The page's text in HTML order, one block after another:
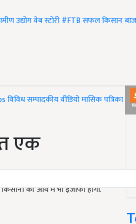
उद्योगवेब स्टोरी#FTBसफल किसान
विविधसम्पादकीयवीडियोमासिक पत्रिका
एक
किसानों की आय में भी इजाफा होगा.